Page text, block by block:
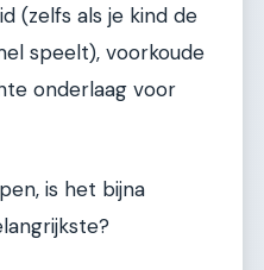
(zelfs als je kind de
speelt), voorkoude
onderlaag voor
is het bijna